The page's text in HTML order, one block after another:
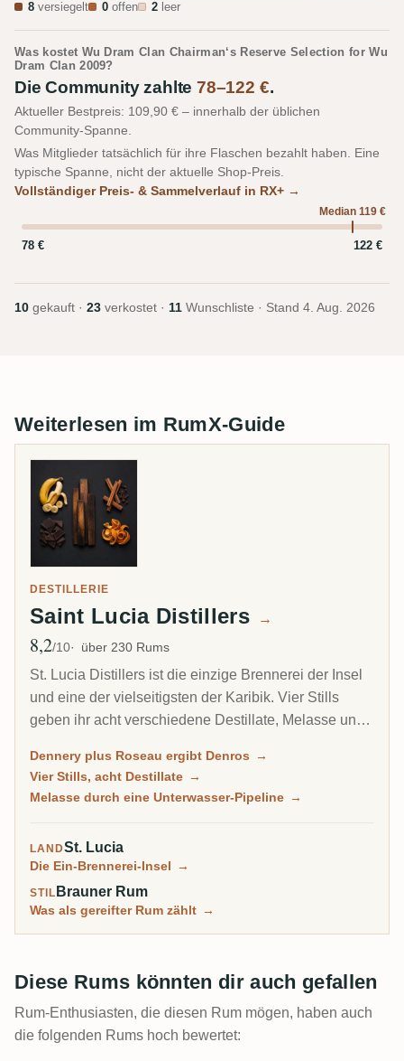
8 versiegelt 0 offen 2 leer
Was kostet Wu Dram Clan Chairman‘s Reserve Selection for Wu
Dram Clan 2009?
Die Community zahlte78–122 €.
Aktueller Bestpreis: 109,90 € – innerhalb der üblichen
Community-Spanne.
Was Mitglieder tatsächlich für ihre Flaschen bezahlt haben. Eine
typische Spanne, nicht der aktuelle Shop-Preis.
Vollständiger Preis- & Sammelverlauf in RX+ →
Median 119 €
78 € 122 €
10 gekauft · 23 verkostet · 11 Wunschliste · Stand 4. Aug. 2026
Weiterlesen im RumX-Guide
DESTILLERIE
Saint Lucia Distillers →
Ø Bewertung
8,2/10 über 230 Rums
St. Lucia Distillers ist die einzige Brennerei der Insel
und eine der vielseitigsten der Karibik. Vier Stills
geben ihr acht verschiedene Destillate, Melasse und
alles verwandeln, vom bescheidenen Bounty bis zum
Kult-Chairman's-Reserve und dem Super-Premium
derselben Gruppe wie Martiniques J.M und Clement.
Dennery plus Roseau ergibt Denros →
Vier Stills, acht Destillate →
Melasse durch eine Unterwasser-Pipeline →
LANDSt. Lucia
Die Ein-Brennerei-Insel →
STIL Brauner Rum
Was als gereifter Rum zählt →
Diese Rums könnten dir auch gefallen
Rum-Enthusiasten, die diesen Rum mögen, haben auch
die folgenden Rums hoch bewertet: